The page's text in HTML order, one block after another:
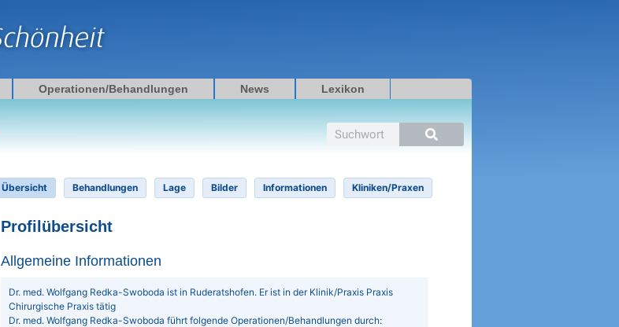
Operationen/Behandlungen News Lexikon
Suche
Übersicht Behandlungen Lage Bilder Informationen Kliniken/Praxen
Profilübersicht
Allgemeine Informationen
Dr. med. Wolfgang Redka-Swoboda ist in Ruderatshofen. Er ist in der Klinik/Praxis Praxis
Chirurgische Praxis tätig
Dr. med. Wolfgang Redka-Swoboda führt folgende Operationen/Behandlungen durch: